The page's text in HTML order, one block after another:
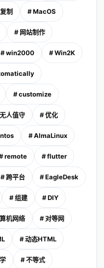
制 # MacOS
# 网站制作
# win2000 # Win2K
# customize
人值守 # 优化
# AlmaLinux
remote # flutter
# 跨平台 # EagleDesk
# 组建 # DIY
机网络 # 对等网
# 动态HTML
# 不等式